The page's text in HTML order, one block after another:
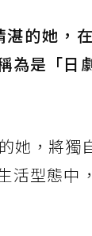
湛的她，
為是「日
她，將獨
活型態中